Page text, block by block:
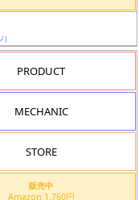
PRODUCT
MECHANIC
STORE
販売中
Amazon 1,760円